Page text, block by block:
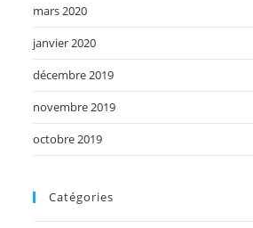
mars 2020
janvier 2020
décembre 2019
novembre 2019
octobre 2019
Catégories